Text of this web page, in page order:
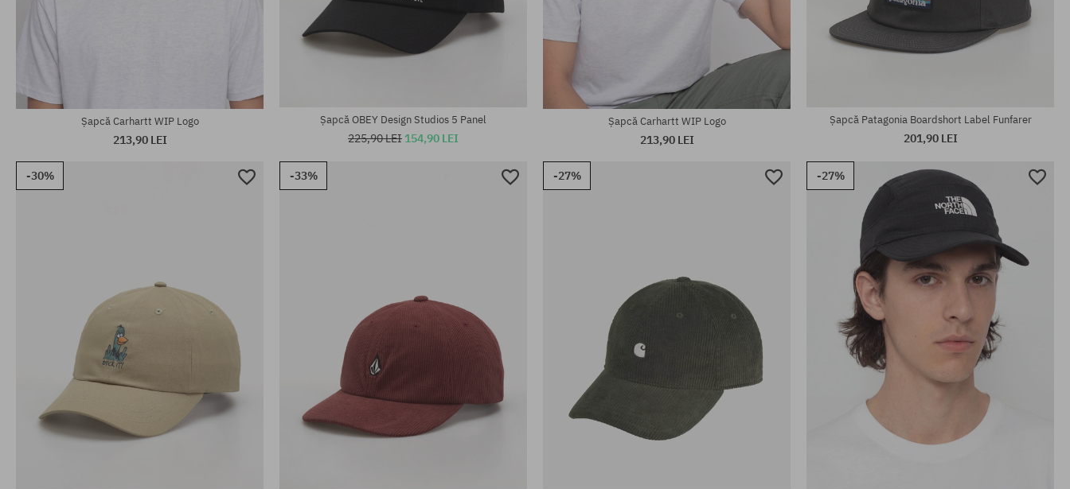
Șapcă Carhartt WIP Logo
213,90 LEI
Șapcă OBEY Design Studios 5 Panel
225,90 LEI 154,90 LEI
Șapcă Carhartt WIP Logo
213,90 LEI
Șapcă Patagonia Boardshort Label Funfarer
201,90 LEI
-30% -33% -27% -27%